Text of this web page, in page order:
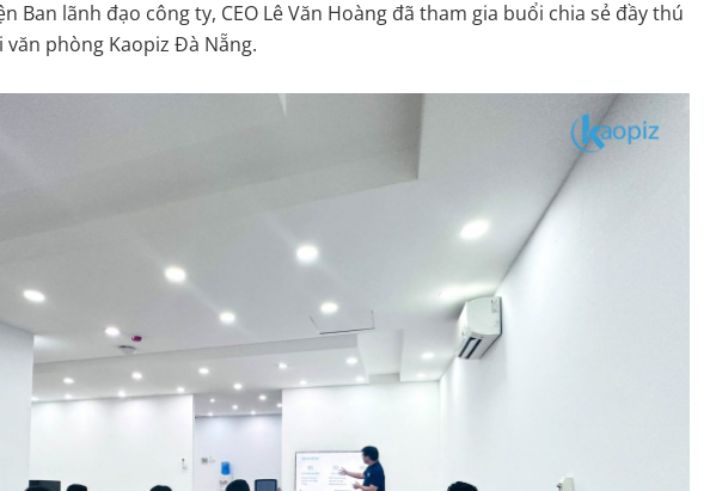
Ban lãnh đạo công ty, CEO Lê Văn Hoàng đã tham gia buổi chia sẻ đầy thú
văn phòng Kaopiz Đà Nẵng.